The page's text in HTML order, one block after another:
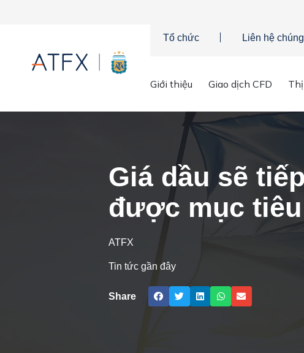
Tổ chức Liên hệ
Giới thiệu Giao dịch CFD
Giá dầu sẽ
được mục
ATFX
Tin tức gần đây
Share